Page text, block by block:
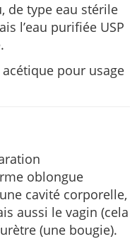
de type eau stérile
l’eau purifiée USP
pour usage
oblongue
cavité corporelle,
aussi le vagin (cela
(une bougie).